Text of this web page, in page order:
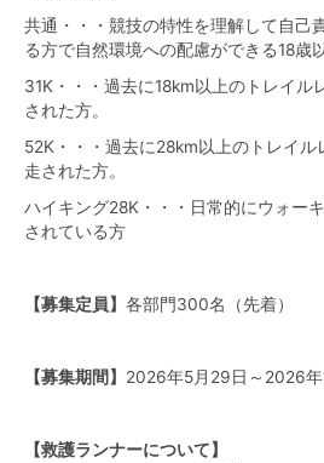
共通・・・競技の特性を理解して自己
る方で自然環境への配慮ができる18歳
31K・・・過去に18km以上のトレイル
された方。
52K・・・過去に28km以上のトレイ
走された方。
ハイキング28K・・・日常的にウォー
されている方
【募集定員】 各部門300名（先着）
【募集期間】 2026年5月29日～2026年
【救護ランナーについて】